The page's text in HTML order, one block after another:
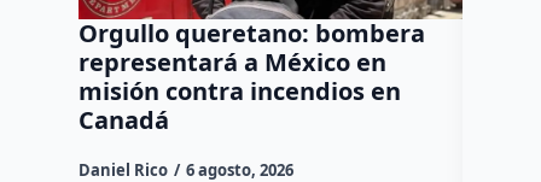
Orgullo queretano: bombera
representará a México en
misión contra incendios en
Canadá
Daniel Rico 6 agosto, 2026